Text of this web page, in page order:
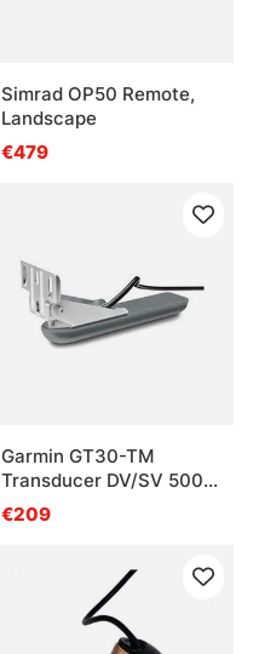
Simrad OP50 Remote,
Landscape
€479
Garmin GT30-TM
Transducer DV/SV 500w
425/485 & 790/850 kHz
€209